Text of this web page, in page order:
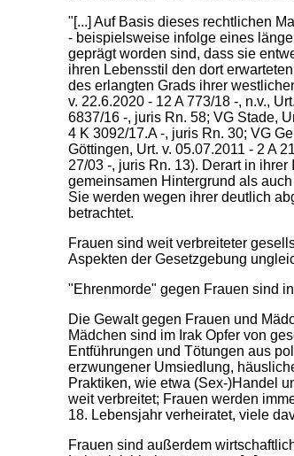
"[...] Auf Basis dieses rechtlichen
- beispielsweise infolge eines
geprägt worden sind, dass sie
ihren Lebensstil den dort
des erlangten Grads ihrer
v. 22.6.2020 - 12 A 773/18 -, n.v.,
6837/16 -, juris Rn. 58; VG Stade,
4 K 3092/17.A -, juris Rn. 30; VG
Göttingen, Urt. v. 05.07.2011 - 2 A
27/03 -, juris Rn. 13). Derart in
gemeinsamen Hintergrund als
Sie werden wegen ihrer deutlich
betrachtet.
Frauen sind weit verbreiteter
Aspekten der Gesetzgebung
"Ehrenmorde" gegen Frauen sind
Die Gewalt gegen Frauen und
Mädchen sind im Irak Opfer von
Entführungen und Tötungen aus
erzwungener Umsiedlung,
Praktiken, wie etwa (Sex-)Handel
weit verbreitet; Frauen werden
18. Lebensjahr verheiratet, viele
Frauen sind außerdem